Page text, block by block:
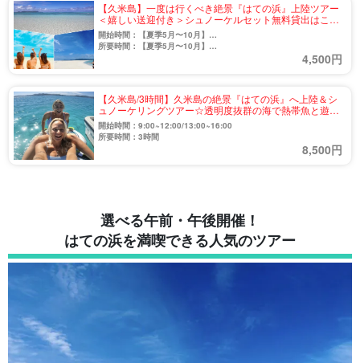
【久米島】一度は行くべき絶景『はての浜』上陸ツアー
＜嬉しい送迎付き＞シュノーケルセット無料貸出はここ
だけ♪楽しみ方は自由自在☆（No.801）
開始時間：【夏季5月〜10月】
9:00〜12:00 / 14:00〜17:00
所要時間：【夏季5月〜10月】
4,500円
【久米島/3時間】久米島の絶景『はての浜』へ上陸＆シ
ュノーケリングツアー☆透明度抜群の海で熱帯魚と遊ぼ
う《5歳から参加OK・送迎付き》（No.840）
開始時間：9:00~12:00/13:00~16:00
所要時間：3時間
8,500円
選べる午前・午後開催！
はての浜を満喫できる人気のツアー